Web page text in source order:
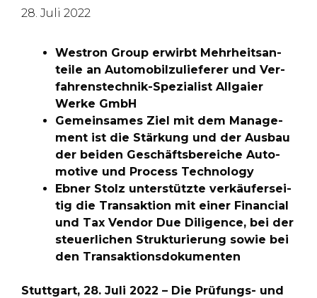
28. Juli 2022
Wes­tron Group er­wirbt Mehr­heits­an­
teile an Au­to­mo­bil­zu­lie­fe­rer und Ver­
fah­rens­tech­nik-Spe­zia­list All­gaier
Werke GmbH
Ge­mein­sa­mes Ziel mit dem Ma­nage­
ment ist die Stärkung und der Aus­bau
der bei­den Ge­schäfts­be­rei­che Au­to­
mo­tive und Pro­cess Tech­no­logy
Eb­ner Stolz un­terstützte verkäufer­sei­
tig die Trans­ak­tion mit ei­ner Fi­nan­cial
und Tax Ven­dor Due Di­li­gence, bei der
steu­er­li­chen Struk­tu­rie­rung so­wie bei
den Trans­ak­ti­ons­do­ku­men­ten
Stutt­gart, 28. Juli 2022 – Die Prüfungs- und